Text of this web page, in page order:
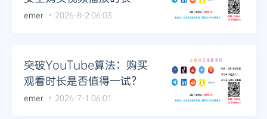
emer 2026-8-2 06:03
突破YouTube算法：购买
观看时长是否值得一试？
emer 2026-7-1 06:01